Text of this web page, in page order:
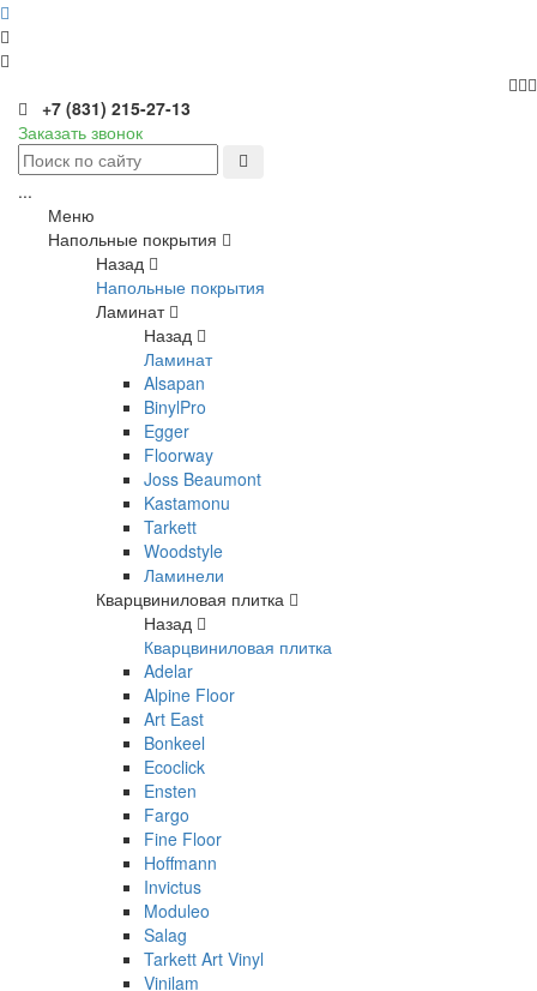
+7 (831) 215-27-13
Заказать звонок
...
Меню
Напольные покрытия
Назад
Напольные покрытия
Ламинат
Назад
Ламинат
Alsapan
BinylPro
Egger
Floorway
Joss Beaumont
Kastamonu
Tarkett
Woodstyle
Ламинели
Кварцвиниловая плитка
Назад
Кварцвиниловая плитка
Adelar
Alpine Floor
Art East
Bonkeel
Ecoclick
Ensten
Fargo
Fine Floor
Hoffmann
Invictus
Moduleo
Salag
Tarkett Art Vinyl
Vinilam